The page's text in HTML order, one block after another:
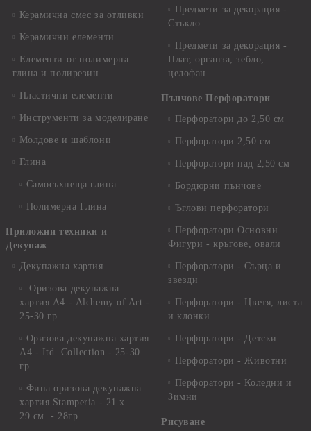
Керамична смес за отливки
Керамични елементи
Елементи от полимерна
глина и полирезин
Пластични елементи
Инструменти за моделиране
Молдове и шаблони
Глина
Самосъхнеща глина
Полимерна Глина
Приложни техники и
Декупаж
Декупажна хартия
Оризова декупажна
хартия А4 - Alchemy of Art -
25-30 гр.
Оризова декупажна хартия
А4 - Itd. Collection - 25-30
гр.
Фина оризова декупажна
хартия Stamperia - 21 х
29.см. - 28гр.
Предмети за декорация -
Стъкло
Предмети за декорация -
Плат, органза, зебло,
целофан
Пънчове Перфоратори
Перфоратори до 2,50 см
Перфоратори 2,50 см
Перфоратори над 2,50 см
Бордюрни пънчове
Ъглови перфоратори
Перфоратори Основни
Фигури - кръгове, овали
Перфоратори - Сърца и
звезди
Перфоратори - Цветя, листа
и клонки
Перфоратори - Детски
Перфоратори - Животни
Перфоратори - Коледни и
Зимни
Рисуване